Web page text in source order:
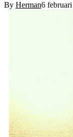
By Herman6